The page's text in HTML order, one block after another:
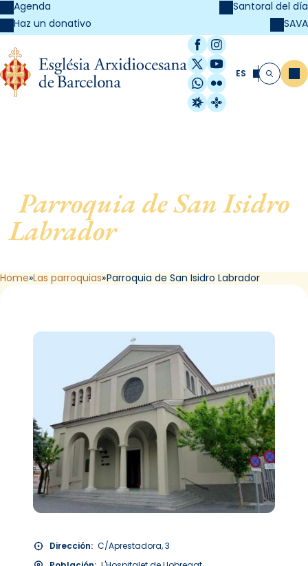
Agenda
Haz un donativo
Santoral del día
SAVA
Facebook
Instagram
X / Twitter
YouTube
WhatsApp
Flickr
Radio Estel
Catalunya
ES Buscar
Parroquia de San Isidro
Labrador, de L’Hospitalet
Home Las parroquias Parroquia de San Isidro Labrador
Dirección: C/Aprestadora, 3